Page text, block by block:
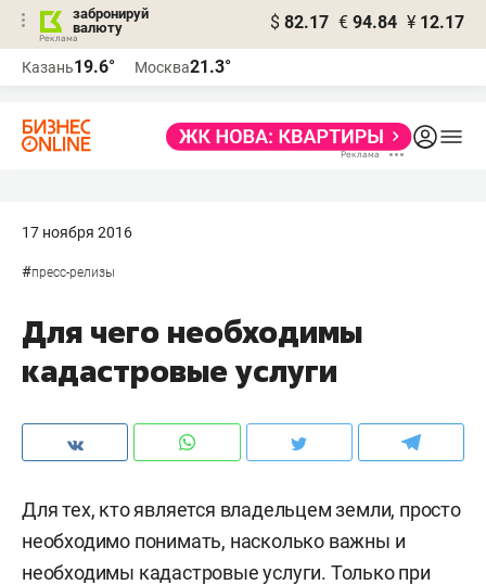
забронируй
валюту
$ 82.17 € 94.84 ¥ 12.17
Казань19.6° Москва21.3°
17 ноября 2016
#пресс-релизы
Для чего необходимы
кадастровые услуги
Для тех, кто является владельцем земли, просто
необходимо понимать, насколько важны и
необходимы кадастровые услуги. Только при